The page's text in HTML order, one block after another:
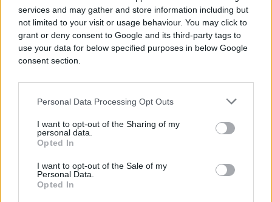
services and may gather and store information including but
not limited to your visit or usage behaviour. You may click to
grant or deny consent to Google and its third-party tags to
use your data for below specified purposes in below Google
consent section.
Personal Data Processing Opt Outs
I want to opt-out of the Sharing of my
personal data.
Opted In
I want to opt-out of the Sale of my
Personal Data.
Opted In
intimna ceremonija održana je u Sarajevu u
prisustvu najbližih članova porodice.
Pjevačica je otkrila da su uz nju na vjenčanju bila i
njena djeca, dok veliko slavlje planira nakon
„Tačno je, udala sam se danas u Sarajevu, poseban
ga svi vidite. Sve smo obilježili u krugu najbližih
članova porodice, a veliko slavlje tek slijedi nakon
Elektra, prenosi Telegraf.